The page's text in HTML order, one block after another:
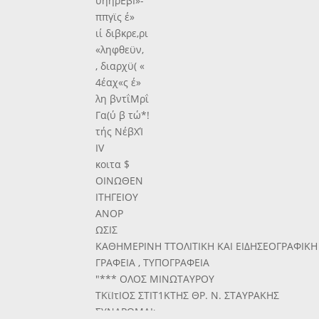
ππγϊς έ»
ιί διβκρε,ρι
«ληφθεϋν,
, διαρχϋ( «
4έαχ«ς έ»
λη βντΐΜρΐ
Γα(ύ β τώ*!
τής ΝέβΧΊ
IV
κοιτα $
ΟΙΝΩΘΕΝ
ΙΤΗΓΕΙΟΥ
ΑΝΟΡ
ΩΣΙΣ
ΚΑΘΗΜΕΡΙΝΗ ΤΤΟΛΙΤΙΚΗ ΚΑΙ
ΓΡΑΦΕΙΑ , ΤΥΠΟΓΡΑΦΕΙΑ
"*** ΟΛΟΣ ΜΙΝΩΤΑΥΡΟΥ
ΤΚϊΙτΙΟΣ ΣΤΙΤ1ΚΤΗΣ ΘΡ. Ν. ΣΤΑΥΡΑΚΗΣ
ΣΥΝΑΡΟΜΑΙι